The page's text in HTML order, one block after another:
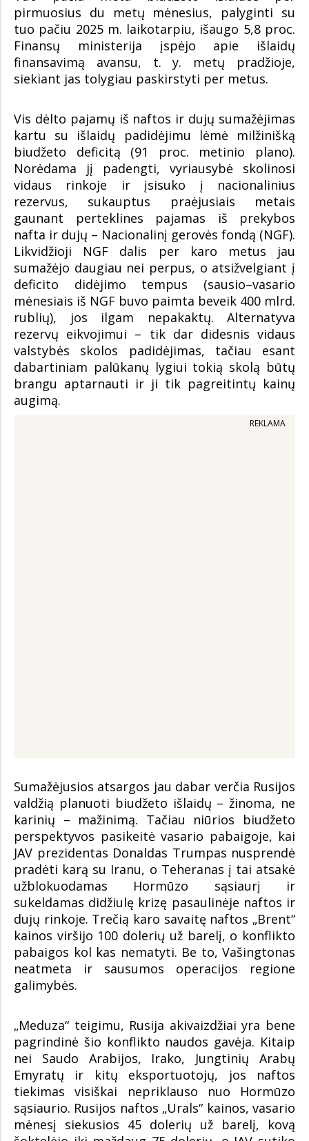
pirmuosius du metų mėnesius, palyginti su
tuo pačiu 2025 m. laikotarpiu, išaugo 5,8 proc.
Finansų ministerija įspėjo apie išlaidų
finansavimą avansu, t. y. metų pradžioje,
siekiant jas tolygiau paskirstyti per metus.
Vis dėlto pajamų iš naftos ir dujų sumažėjimas
kartu su išlaidų padidėjimu lėmė milžinišką
biudžeto deficitą (91 proc. metinio plano).
Norėdama jį padengti, vyriausybė skolinosi
vidaus rinkoje ir įsisuko į nacionalinius
rezervus, sukauptus praėjusiais metais
gaunant perteklines pajamas iš prekybos
nafta ir dujų – Nacionalinį gerovės fondą (NGF).
Likvidžioji NGF dalis per karo metus jau
sumažėjo daugiau nei perpus, o atsižvelgiant į
deficito didėjimo tempus (sausio–vasario
mėnesiais iš NGF buvo paimta beveik 400 mlrd.
rublių), jos ilgam nepakaktų. Alternatyva
rezervų eikvojimui – tik dar didesnis vidaus
valstybės skolos padidėjimas, tačiau esant
dabartiniam palūkanų lygiui tokią skolą būtų
brangu aptarnauti ir ji tik pagreitintų kainų
augimą.
REKLAMA
Sumažėjusios atsargos jau dabar verčia Rusijos
valdžią planuoti biudžeto išlaidų – žinoma, ne
karinių – mažinimą. Tačiau niūrios biudžeto
perspektyvos pasikeitė vasario pabaigoje, kai
JAV prezidentas Donaldas Trumpas nusprendė
pradėti karą su Iranu, o Teheranas į tai atsakė
užblokuodamas Hormūzo sąsiaurį ir
sukeldamas didžiulę krizę pasaulinėje naftos ir
dujų rinkoje. Trečią karo savaitę naftos „Brent“
kainos viršijo 100 dolerių už barelį, o konflikto
pabaigos kol kas nematyti. Be to, Vašingtonas
neatmeta ir sausumos operacijos regione
galimybės.
„Meduza“ teigimu, Rusija akivaizdžiai yra bene
pagrindinė šio konflikto naudos gavėja. Kitaip
nei Saudo Arabijos, Irako, Jungtinių Arabų
Emyratų ir kitų eksportuotojų, jos naftos
tiekimas visiškai nepriklauso nuo Hormūzo
sąsiaurio. Rusijos naftos „Urals“ kainos, vasario
mėnesį siekusios 45 dolerių už barelį, kovą